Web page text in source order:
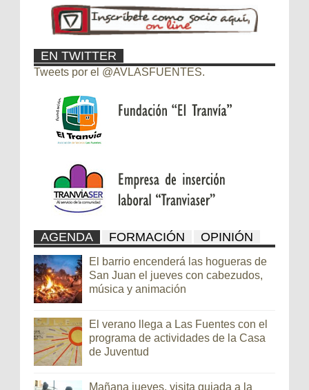
EN TWITTER
Tweets por el @AVLASFUENTES.
AGENDA FORMACIÓN OPINIÓN
El barrio encenderá las hogueras de
San Juan el jueves con cabezudos,
música y animación
El verano llega a Las Fuentes con el
programa de actividades de la Casa
de Juventud
Mañana jueves, visita guiada a la